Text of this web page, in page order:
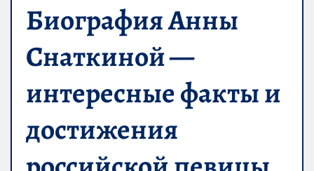
Биография Анны
Снаткиной —
интересные факты и
достижения